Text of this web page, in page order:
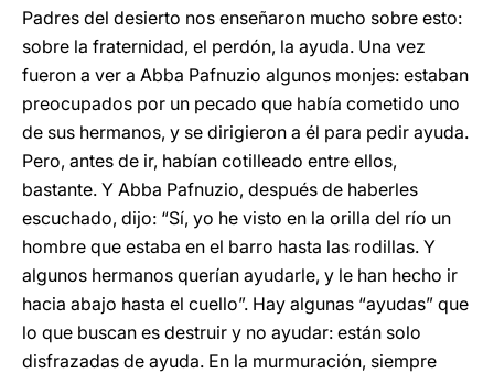
Padres del desierto nos enseñaron mucho sobre esto:
sobre la fraternidad, el perdón, la ayuda. Una vez
fueron a ver a Abba Pafnuzio algunos monjes: estaban
preocupados por un pecado que había cometido uno
de sus hermanos, y se dirigieron a él para pedir ayuda.
Pero, antes de ir, habían cotilleado entre ellos,
bastante. Y Abba Pafnuzio, después de haberles
escuchado, dijo: “Sí, yo he visto en la orilla del río un
hombre que estaba en el barro hasta las rodillas. Y
algunos hermanos querían ayudarle, y le han hecho ir
hacia abajo hasta el cuello”. Hay algunas “ayudas” que
lo que buscan es destruir y no ayudar: están solo
disfrazadas de ayuda. En la murmuración, siempre